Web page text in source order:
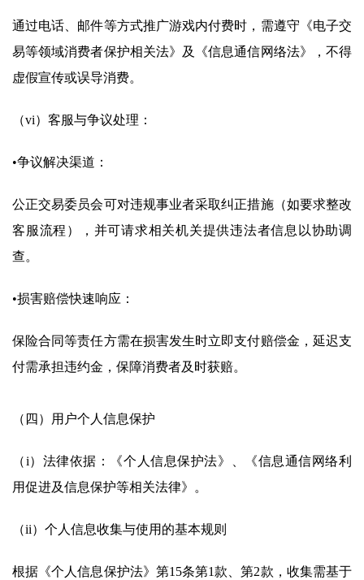
通过电话、邮件等方式推广游戏内付费时，需遵守《电子交
易等领域消费者保护相关法》及《信息通信网络法》，不得
虚假宣传或误导消费。
（vi）客服与争议处理：
•争议解决渠道：
公正交易委员会可对违规事业者采取纠正措施（如要求整改
客服流程），并可请求相关机关提供违法者信息以协助调
查。
•损害赔偿快速响应：
保险合同等责任方需在损害发生时立即支付赔偿金，延迟支
付需承担违约金，保障消费者及时获赔。
（四）用户个人信息保护
（i）法律依据：《个人信息保护法》、《信息通信网络利
用促进及信息保护等相关法律》。
（ii）个人信息收集与使用的基本规则
根据《个人信息保护法》第15条第1款、第2款，收集需基于